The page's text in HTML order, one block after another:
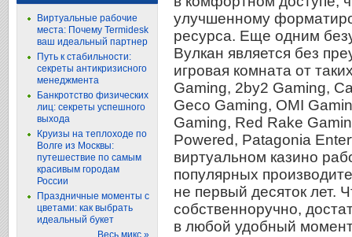
улучшенному
ресурса. Еще одним
Вулкан является без
игровая комната от
Gaming, 2by2 Gaming,
Geco Gaming, OMI
Gaming, Red Rake
Powered, Patagonia
виртуальном казино
популярных
не первый десяток лет.
собственноручно,
в любой удобный
Виртуальные рабочие
места: Почему Termidesk
ваш идеальный партнер
Путь к стабильности:
секреты антикризисного
менеджмента
Банкротство физических
лиц: секреты успешного
выхода
Круизы на теплоходе по
Волге из Москвы:
путешествие по самым
красивым городам
России
Праздничные моменты с
цветами: как выбрать
идеальный букет
Весь микс »